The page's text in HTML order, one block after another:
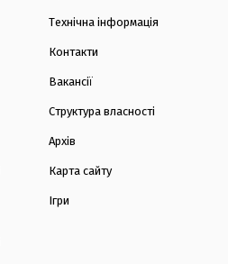
Технічна інформація
Контакти
Вакансії
Структура власності
Архів
Карта сайту
Ігри